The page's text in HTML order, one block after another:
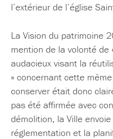
l’extérieur de l’église
La Vision du patrimoine
mention de la volonté de
audacieux visant la
» concernant cette
conserver était donc
pas été affirmée avec
démolition, la Ville
réglementation et la